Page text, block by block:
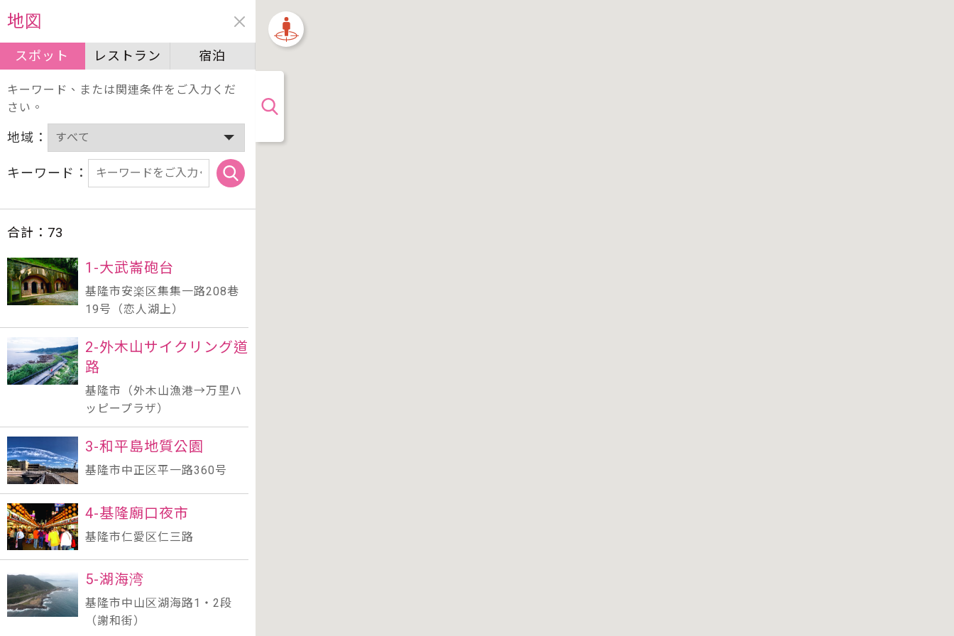
地図
スポット レストラン 宿泊
キーワード、または関連条件をご入力くだ
さい。
地域：
キーワード：
合計： 73
1-大武崙砲台
基隆市安楽区集集一路208巷
19号（恋人湖上）
2-外木山サイクリング道
路
基隆市（外木山漁港→万里ハ
ッピープラザ）
3-和平島地質公園
基隆市中正区平一路360号
4-基隆廟口夜市
基隆市仁愛区仁三路
5-湖海湾
基隆市中山区湖海路1・2段
（謝和街）